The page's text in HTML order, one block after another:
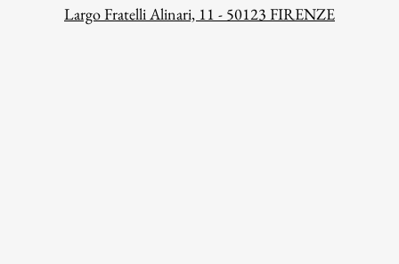
Largo Fratelli Alinari, 11 - 50123 FIRENZE